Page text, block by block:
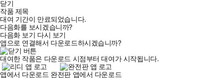
닫기
작품 제목
대여 기간이 만료되었습니다.
다음화를 보시겠습니까?
다음화 보기 다시 보기
앱으로 연결해서 다운로드하시겠습니까?
대여한 작품은 다운로드 시점부터 대여가 시작됩니다.
앱에서 다운로드 완전판 앱에서 다운로드